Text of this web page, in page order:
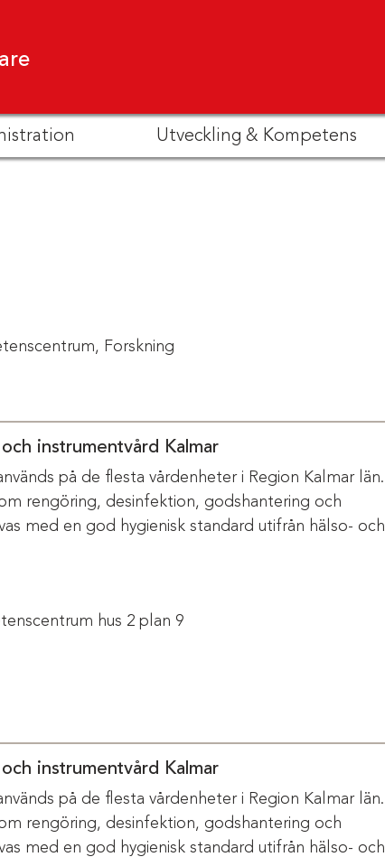
Utveckling & Kompetens
Forskning
instrumentvård Kalmar
på de flesta vårdenheter i Region Kalmar län.
rengöring, desinfektion, godshantering och
med en god hygienisk standard utifrån hälso- och
hus 2 plan 9
instrumentvård Kalmar
på de flesta vårdenheter i Region Kalmar län.
rengöring, desinfektion, godshantering och
med en god hygienisk standard utifrån hälso- och